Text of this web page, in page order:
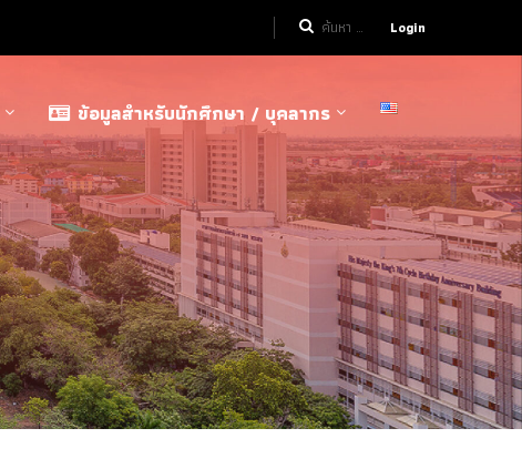
Login
ข้อมูลสำหรับนักศึกษา / บุคลากร